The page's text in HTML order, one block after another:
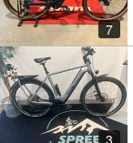
7
3